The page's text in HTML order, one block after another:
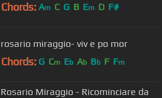
Chords: Am C G B Em D F#
rosario miraggio- viv e po mor
Chords: G Cm Eb Ab Bb F Fm
Rosario Miraggio - Ricominciare da